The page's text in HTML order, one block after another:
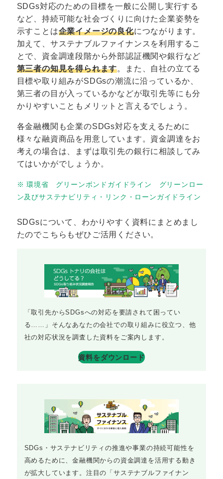
SDGs対応のための目標を一般に公開し実行する
など、持続可能な社会づくりに向けた企業姿勢を
示すことは企業イメージの良化につながります。
加えて、サステナブルファイナンスを利用するこ
とで、資金調達段階から外部認証機関や銀行など
第三者の知見を得られます。また、自社の立てる
目標や取り組みがSDGsの潮流に沿っているか、
第三者の目が入っているかなどが取引先等にも分
かりやすいこともメリットと言えるでしょう。
各金融機関も企業のSDGs対応を支えるために
様々な融資商品を用意しています。資金調達をお
考えの場合は、まずは取引先の銀行に相談してみ
てはいかがでしょうか。
※ 環境省 グリーンボンドガイドライン グリーンロー
ン及びサステナビリティ・リンク・ローンガイドライン
SDGsについて、わかりやすく資料にまとめまし
たのでこちらもぜひご活用ください。
「取引先からSDGsへの対応を要請されて困ってい
る……」そんなあなたの会社での取り組みに役立つ、他
社の対応状況を調査した資料をご案内します。
資料をダウンロード
SDGs・サステナビリティの推進や事業の持続可能性を
高めるために、金融機関からの資金調達を活用する動き
が拡大しています。注目の「サステナブルファイナン